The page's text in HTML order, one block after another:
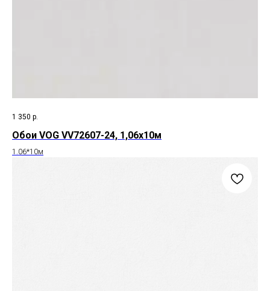
1 350 р.
Обои VOG VV72607-24, 1,06х10м
1.06*10м